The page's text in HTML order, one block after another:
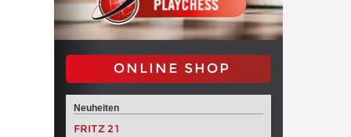
ONLINE SHOP
Neuheiten
FRITZ 21